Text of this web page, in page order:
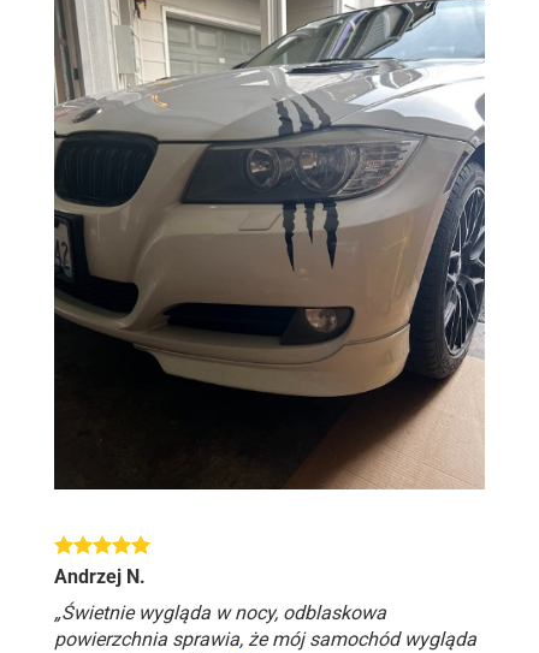
Andrzej N.
„Świetnie wygląda w nocy, odblaskowa
powierzchnia sprawia, że ​​mój samochód wygląda